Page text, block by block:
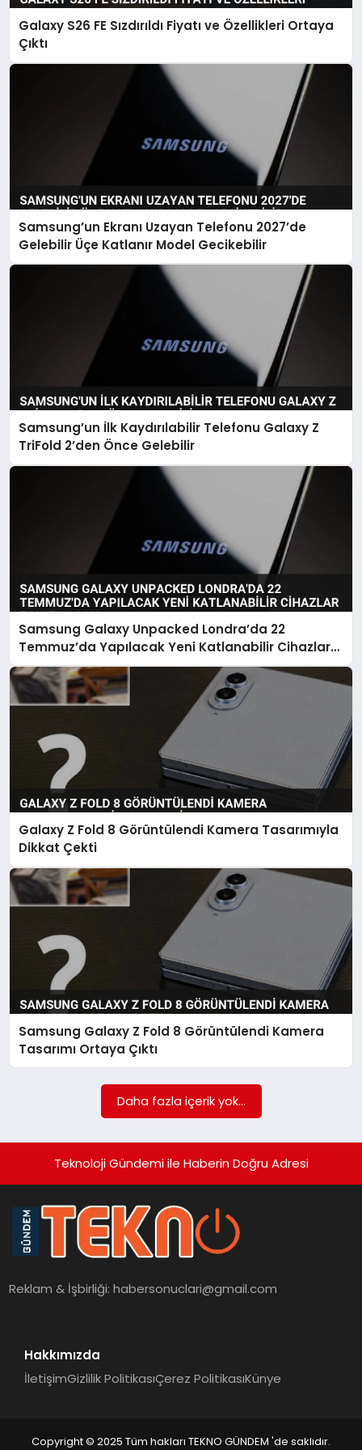
SAĞLIK
Galaxy S26 FE Sızdırıldı Fiyatı ve Özellikleri Ortaya
Çıktı
Samsung’un Ekranı Uzayan Telefonu 2027’de
Gelebilir Üçe Katlanır Model Gecikebilir
Samsung’un İlk Kaydırılabilir Telefonu Galaxy Z
TriFold 2’den Önce Gelebilir
Samsung Galaxy Unpacked Londra’da 22
Temmuz’da Yapılacak Yeni Katlanabilir Cihazlar
Tanıtılacak
Galaxy Z Fold 8 Görüntülendi Kamera Tasarımıyla
Dikkat Çekti
Samsung Galaxy Z Fold 8 Görüntülendi Kamera
Tasarımı Ortaya Çıktı
Daha fazla içerik yok...
Teknoloji Gündemi ile Haberin Doğru Adresi
Reklam & İşbirliği:habersonuclari@gmail.com
Hakkımızda
İletişimGizlilik PolitikasıÇerez PolitikasıKünye
Copyright © 2025 Tüm hakları TEKNO GÜNDEM 'de saklıdır.